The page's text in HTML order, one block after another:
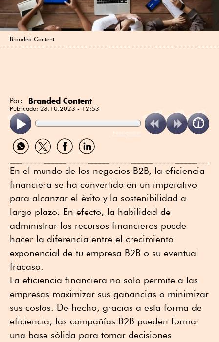
Branded Content
Por: Branded Content
Publicado: 23.10.2023 - 12:53
ReadSpeaker
Compartir
por
Compartir
por
Compartir
por
Compartir
por
En el mundo de los negocios B2B, la eficiencia
financiera se ha convertido en un imperativo
para alcanzar el éxito y la sostenibilidad a
largo plazo. En efecto, la habilidad de
administrar los recursos financieros puede
hacer la diferencia entre el crecimiento
exponencial de tu empresa B2B o su eventual
fracaso.
La eficiencia financiera no solo permite a las
empresas maximizar sus ganancias o minimizar
sus costos. De hecho, gracias a esta forma de
eficiencia, las compañías B2B pueden formar
una base sólida para tomar decisiones